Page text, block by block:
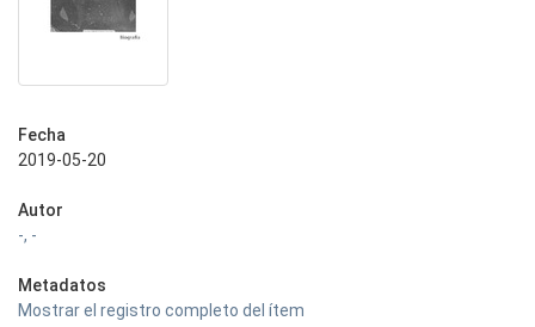
Fecha
2019-05-20
Autor
-, -
Metadatos
Mostrar el registro completo del ítem